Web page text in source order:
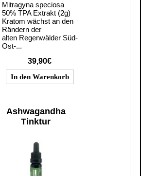
Mitragyna speciosa
50% TPA Extrakt (2g)
Kratom wächst an den
Rändern der
alten Regenwälder Süd-
Ost-...
39,90€
Ashwagandha
Tinktur